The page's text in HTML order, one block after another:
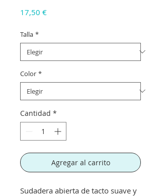
17,50 €Precio
Talla *
Color *
Cantidad *
Agregar al carrito
Sudadera abierta de tacto suave y